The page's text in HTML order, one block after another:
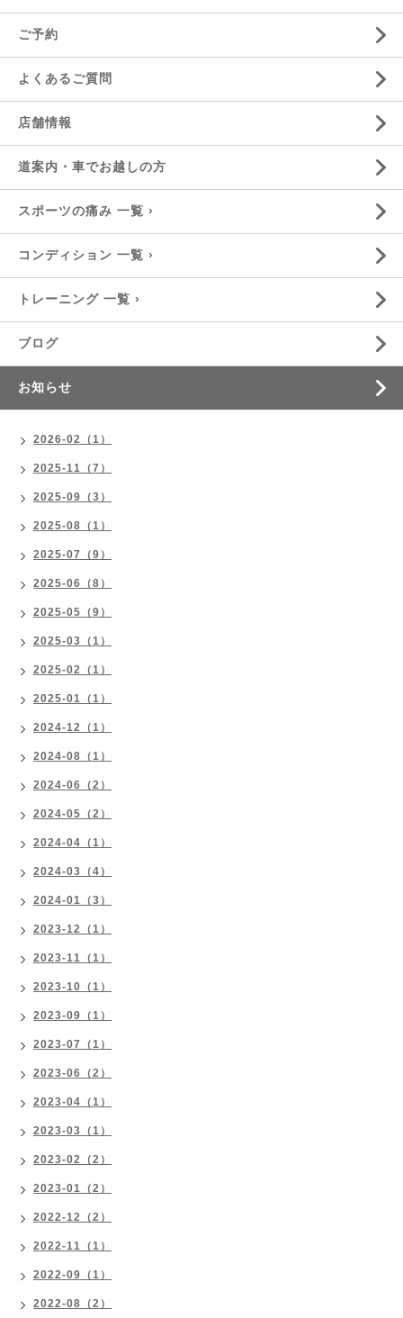
ご予約
よくあるご質問
店舗情報
道案内・車でお越しの方
スポーツの痛み 一覧 ›
コンディション 一覧 ›
トレーニング 一覧 ›
ブログ
お知らせ
2026-02（1）
2025-11（7）
2025-09（3）
2025-08（1）
2025-07（9）
2025-06（8）
2025-05（9）
2025-03（1）
2025-02（1）
2025-01（1）
2024-12（1）
2024-08（1）
2024-06（2）
2024-05（2）
2024-04（1）
2024-03（4）
2024-01（3）
2023-12（1）
2023-11（1）
2023-10（1）
2023-09（1）
2023-07（1）
2023-06（2）
2023-04（1）
2023-03（1）
2023-02（2）
2023-01（2）
2022-12（2）
2022-11（1）
2022-09（1）
2022-08（2）